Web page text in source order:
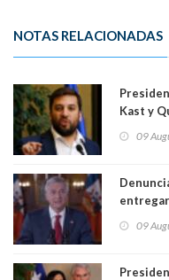
NOTAS RELACIONADAS
Kast y
a favor
09
09